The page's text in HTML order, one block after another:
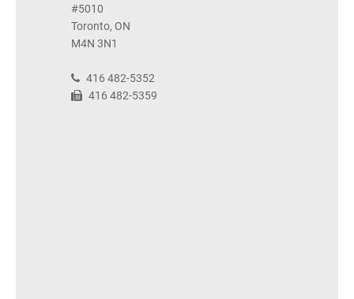
#5010
Toronto, ON
M4N 3N1
416 482-5352
416 482-5359